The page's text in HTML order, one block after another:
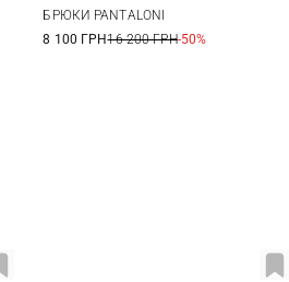
48 50
БРЮКИ PANTALONI
8 100 ГРН16 200 ГРН-50%